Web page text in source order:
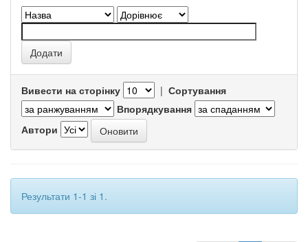
Вивести на сторінку | Сортування
Впорядкування
Автори
Результати 1-1 зі 1.